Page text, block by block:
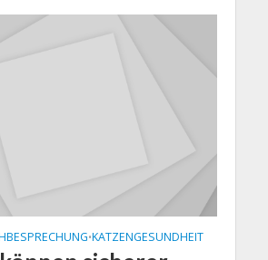
•KATZENGESUNDHEIT